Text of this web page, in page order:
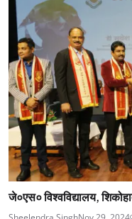
जे०एस० विश्वविद्यालय,